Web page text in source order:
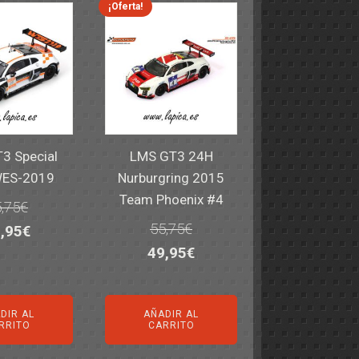
Special
2019
€
€El
AL
¡Oferta!
LMS GT3 24H
Nurburgring 2015
Team Phoenix #4
55,75€
El
original
era:
55,75€.
49,95€El
actual
49,95€.
AÑADIR AL
CARRITO